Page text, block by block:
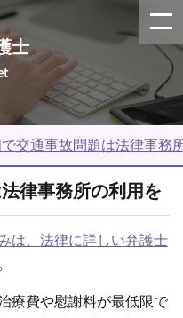
士
交通事故問題は法律事務
律事務所の利用を
は、法律に詳しい弁護士
。
療費や慰謝料が最低限で